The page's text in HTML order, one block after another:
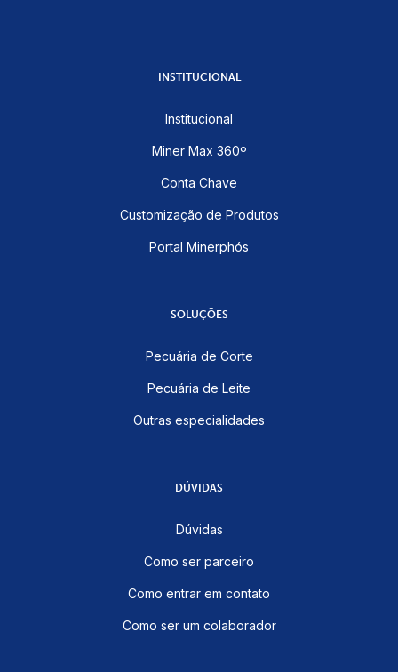
INSTITUCIONAL
Institucional
Miner Max 360º
Conta Chave
Customização de Produtos
Portal Minerphós
SOLUÇÕES
Pecuária de Corte
Pecuária de Leite
Outras especialidades
DÚVIDAS
Dúvidas
Como ser parceiro
Como entrar em contato
Como ser um colaborador